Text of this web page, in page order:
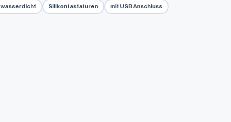
wasserdicht Silikontastaturen mit USB Anschluss